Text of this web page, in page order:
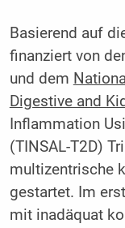
Basierend auf
finanziert von
und dem
Digestive and
Inflammation
(TINSAL-T2D)
multizentrische
gestartet. Im
mit inadäquat